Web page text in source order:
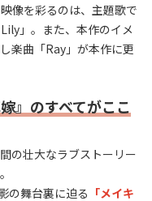
像を彩るのは、主題歌で
」。また、本作のイメ
楽曲「Ray」が本作に更
』のすべてがここ
の壮大なラブストーリー
の舞台裏に迫る 「メイキ